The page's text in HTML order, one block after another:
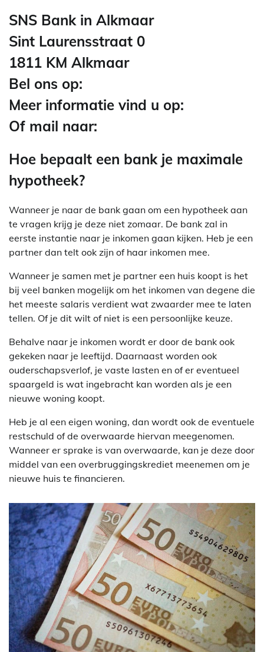
SNS Bank in Alkmaar
Sint Laurensstraat 0
1811 KM Alkmaar
Bel ons op:
Meer informatie vind u op:
Of mail naar:
Hoe bepaalt een bank je maximale
hypotheek?
Wanneer je naar de bank gaan om een hypotheek aan
te vragen krijg je deze niet zomaar. De bank zal in
eerste instantie naar je inkomen gaan kijken. Heb je een
partner dan telt ook zijn of haar inkomen mee.
Wanneer je samen met je partner een huis koopt is het
bij veel banken mogelijk om het inkomen van degene die
het meeste salaris verdient wat zwaarder mee te laten
tellen. Of je dit wilt of niet is een persoonlijke keuze.
Behalve naar je inkomen wordt er door de bank ook
gekeken naar je leeftijd. Daarnaast worden ook
ouderschapsverlof, je vaste lasten en of er eventueel
spaargeld is wat ingebracht kan worden als je een
nieuwe woning koopt.
Heb je al een eigen woning, dan wordt ook de eventuele
restschuld of de overwaarde hiervan meegenomen.
Wanneer er sprake is van overwaarde, kan je deze door
middel van een overbruggingskrediet meenemen om je
nieuwe huis te financieren.